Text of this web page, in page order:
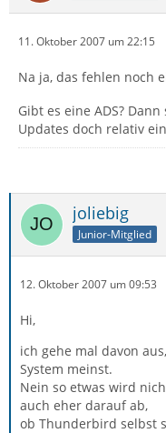
11. Oktober 2007 um 22:15
Na ja, das fehlen noch
Gibt es eine ADS?
Updates doch relativ
joliebig
Junior-Mitglied
12. Oktober 2007 um 09:53
Hi,
ich gehe mal davon
System meinst.
Nein so etwas wird
auch eher darauf ab,
ob Thunderbird selbst